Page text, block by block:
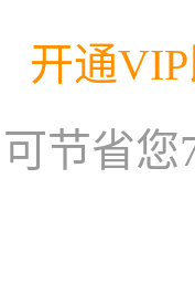
开通
可节省您